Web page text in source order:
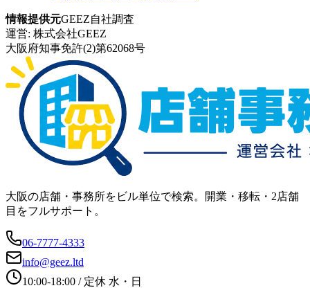
情報提供元GEEZ自社調査
運営: 株式会社GEEZ
大阪府知事免許(2)第62068号
大阪の店舗・事務所をビル単位で検索。開業・移転・2店舗
目をフルサポート。
06-7777-4333
info@geez.ltd
10:00-18:00 / 定休 水・日